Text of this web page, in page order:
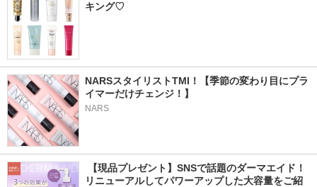
キング♡
NARSスタイリストTMI！【季節の変わり目にプラ
イマーだけチェンジ！】
NARS
【現品プレゼント】SNSで話題のダーマエイド！
リニューアルしてパワーアップした大容量をご紹